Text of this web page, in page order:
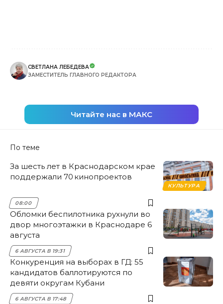
СВЕТЛАНА ЛЕБЕДЕВА
ЗАМЕСТИТЕЛЬ ГЛАВНОГО РЕДАКТОРА
Читайте нас в МАКС
По теме
КУЛЬТУРА
За шесть лет в Краснодарском крае
поддержали 70 кинопроектов
08:00
Обломки беспилотника рухнули во
двор многоэтажки в Краснодаре 6
августа
6 АВГУСТА В 19:31
Конкуренция на выборах в ГД: 55
кандидатов баллотируются по
девяти округам Кубани
6 АВГУСТА В 17:48